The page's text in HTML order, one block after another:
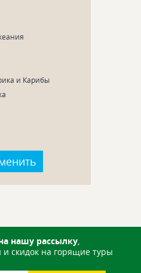
и Карибы
нашу рассылку,
и скидок на горящие туры